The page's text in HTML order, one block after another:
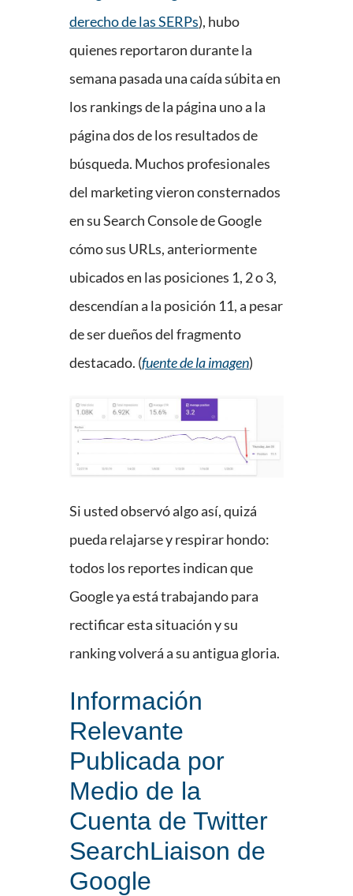
derecho de las SERPs), hubo
quienes reportaron durante la
semana pasada una caída súbita en
los rankings de la página uno a la
página dos de los resultados de
búsqueda. Muchos profesionales
del marketing vieron consternados
en su Search Console de Google
cómo sus URLs, anteriormente
ubicados en las posiciones 1, 2 o 3,
descendían a la posición 11, a pesar
de ser dueños del fragmento
destacado. (fuente de la imagen)
Si usted observó algo así, quizá
pueda relajarse y respirar hondo:
todos los reportes indican que
Google ya está trabajando para
rectificar esta situación y su
ranking volverá a su antigua gloria.
Información
Relevante
Publicada por
Medio de la
Cuenta de Twitter
SearchLiaison de
Google